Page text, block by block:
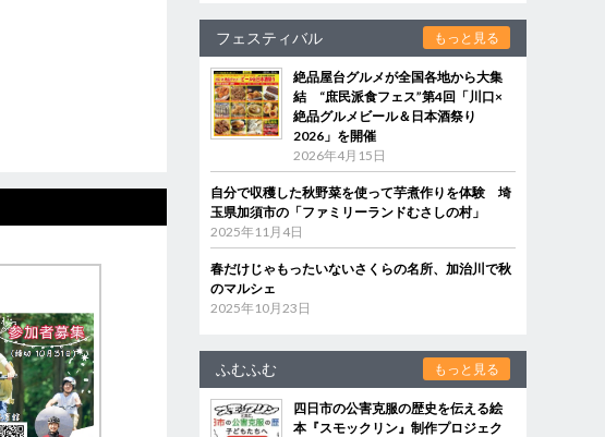
フェスティバル もっと見る
絶品屋台グルメが全国各地から大集
結 “庶民派食フェス”第4回「川口×
絶品グルメビール＆日本酒祭り
2026」を開催
2026年4月15日
自分で収穫した秋野菜を使って芋煮作りを体験 埼
玉県加須市の「ファミリーランドむさしの村」
2025年11月4日
春だけじゃもったいないさくらの名所、加治川で秋
のマルシェ
2025年10月23日
ふむふむ もっと見る
四日市の公害克服の歴史を伝える絵
本『スモックリン』制作プロジェク